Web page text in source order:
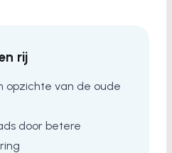
rij
opzichte van de oude
door betere